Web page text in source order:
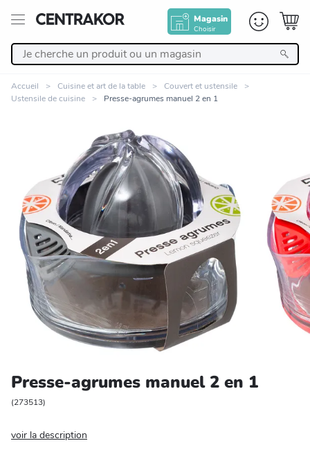
Magasin
Choisir
Décoration
Linge de maison
Meuble
Cuisine et art de la table
Salle de bain et beauté
Entretien et rangement
Animalerie
Bricolage et auto
Accueil Cuisine et art de la table
Couvert et ustensile
Ustensile de cuisine
Presse-agrumes manuel 2 en 1
Zoomer sur l'image
Presse-agrumes manuel 2 en 1
(273513)
voir la description